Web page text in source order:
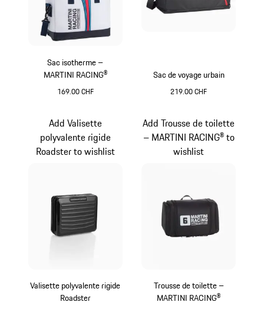
Sac isotherme –
MARTINI RACING®
169.00 CHF
Sac de voyage urbain
219.00 CHF
Valisette polyvalente rigide
Roadster
Add Valisette
polyvalente rigide
Roadster to wishlist
Trousse de toilette –
MARTINI RACING®
Add Trousse de toilette
– MARTINI RACING® to
wishlist